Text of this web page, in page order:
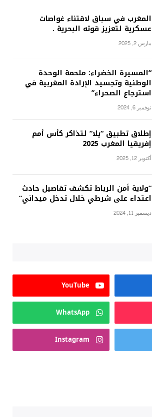
المغرب في سباق لاقتناء غواصات
عسكرية لتعزيز قوته البحرية .
مارس 2, 2025
“المسيرة الخضراء: ملحمة الوحدة
الوطنية وتجسيد الإرادة المغربية في
استرجاع الصحراء”
نوفمبر 6, 2024
إطلاق تطبيق “يلا” لتذاكر كأس أمم
إفريقيا المغرب 2025
أكتوبر 12, 2025
“ولاية أمن الرباط تكشف تفاصيل حادث
اعتداء على شرطي خلال تدخل ميداني”
ديسمبر 11, 2024
YouTube
WhatsApp
Instagram